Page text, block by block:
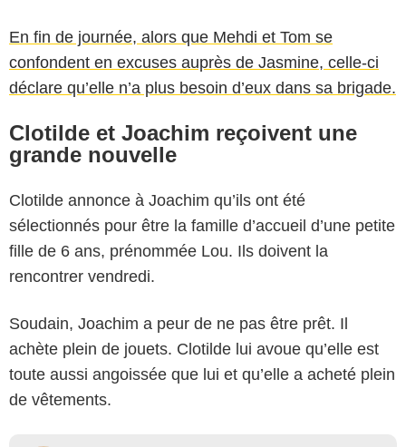
En fin de journée, alors que Mehdi et Tom se
confondent en excuses auprès de Jasmine, celle-ci
déclare qu’elle n’a plus besoin d’eux dans sa brigade.
Clotilde et Joachim reçoivent une
grande nouvelle
Clotilde annonce à Joachim qu’ils ont été
sélectionnés pour être la famille d’accueil d’une petite
fille de 6 ans, prénommée Lou. Ils doivent la
rencontrer vendredi.
Soudain, Joachim a peur de ne pas être prêt. Il
achète plein de jouets. Clotilde lui avoue qu’elle est
toute aussi angoissée que lui et qu’elle a acheté plein
de vêtements.